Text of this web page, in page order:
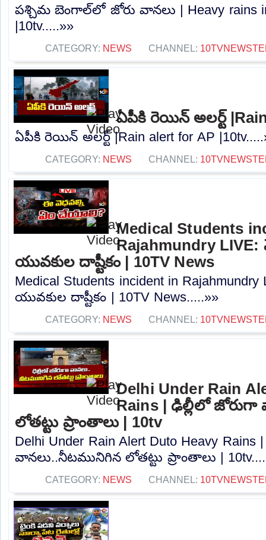
పశ్చిమ బెంగాల్‌లో జోరు వానలు | Heavy rains
|10tv.....»»
CATEGORY: NEWS CHANNEL:
ఏపీకి రెయిన్ అలర్ట్
ఏపీకి రెయిన్ అలర్ట్ |Rain alert for AP
CATEGORY: NEWS CHANNEL:
Medical Students
Rajahmundry
యువకుల దాష్టీకం | 10TV News
Medical Students incident in
యువకుల దాష్టీకం | 10TV News.....»»
CATEGORY: NEWS CHANNEL:
Delhi Under Rain
Rains | ఢిల్లీలో
లోతట్టు ప్రాంతాలు | 10tv
Delhi Under Rain Alert Duto Heavy
వానలు..నీటమునిగిన లోతట్టు ప్రాంతాలు |
CATEGORY: NEWS CHANNEL: